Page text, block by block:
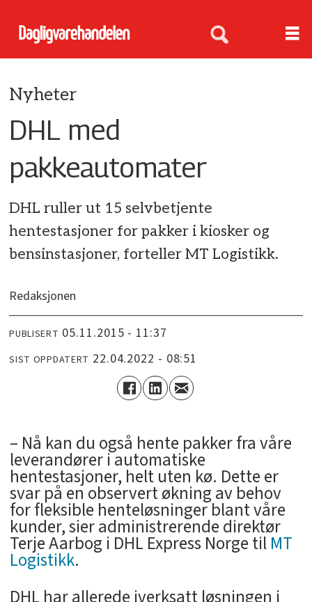
Nyheter
DHL med
pakkeautomater
DHL ruller ut 15 selvbetjente
hentestasjoner for pakker i kiosker og
bensinstasjoner, forteller MT Logistikk.
Redaksjonen
PUBLISERT 05.11.2015 - 11:37
SIST OPPDATERT 22.04.2022 - 08:51
– Nå kan du også hente pakker fra våre
leverandører i automatiske
hentestasjoner, helt uten kø. Dette er
svar på en observert økning av behov
for fleksible henteløsninger blant våre
kunder, sier administrerende direktør
Terje Aarbog i DHL Express Norge tilMT
Logistikk.